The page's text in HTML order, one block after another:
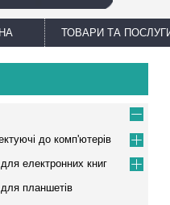
ТОВАРИ ТА
до комп'ютерів
електронних книг
планшетів